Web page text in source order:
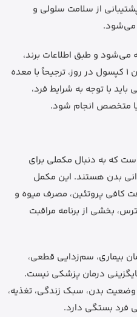
از سلامت سلولی و
می‌شود.
60 عددی عرضه می‌شود و طبق اطلاعات برند،
مصرف پیشنهادی آن برای بزرگسالان 1 کپسول در روز، ترجیحاً با معده
با توجه به شرایط فرد،
متخصص انجام شود.
که به دنبال مکملی برای
بدن هستند. این مکمل
کافی پروتئین، مصرف میوه و
بخشی از برنامه مراقبت
بیماری، سم‌زدایی قطعی،
درمان پزشکی نیست.
بدن، سبک زندگی، تغذیه،
بستگی دارد.